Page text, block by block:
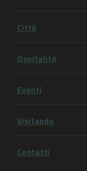
Città
Ospitalità
Eventi
Visitando
Contatti